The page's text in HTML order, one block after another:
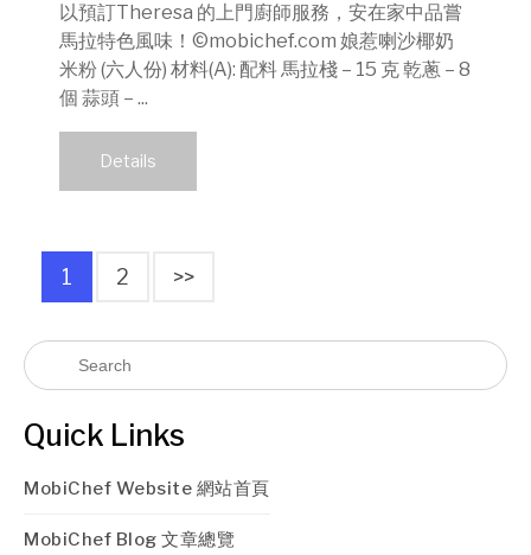
以預訂Theresa 的上門廚師服務，安在家中品嘗
馬拉特色風味！©mobichef.com 娘惹喇沙椰奶
米粉 (六人份) 材料(A): 配料 馬拉棧 – 15 克 乾蔥 – 8
個 蒜頭 – ...
Details
1 2 >>
Quick Links
MobiChef Website 網站首頁
MobiChef Blog 文章總覽